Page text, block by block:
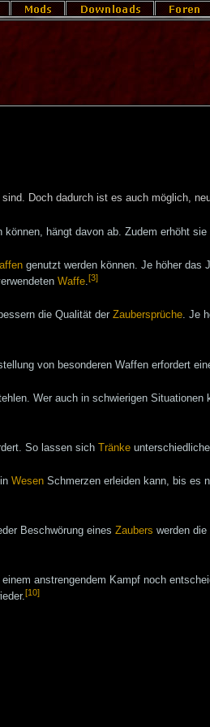
Doch dadurch ist es auch möglich,
können, hängt davon ab. Zudem erhöht
genutzt werden können. Je höher das
Waffe.[3]
die Qualität der Zaubersprüche. Je
von besonderen Waffen erfordert
Wer auch in schwierigen
So lassen sich
Tränke
Wesen Schmerzen erleiden kann, bis es
Beschwörung eines Zaubers werden
anstrengendem Kampf noch
[10]